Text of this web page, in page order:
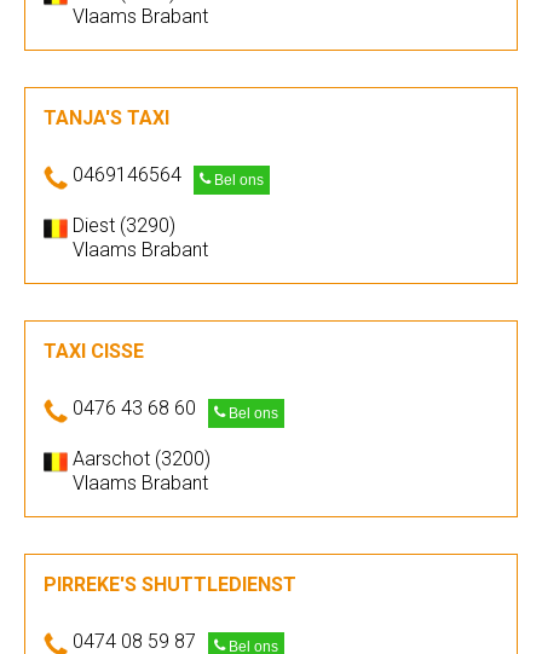
Vlaams Brabant
TANJA'S TAXI
0469146564 Bel ons
Diest (3290)
Vlaams Brabant
TAXI CISSE
0476 43 68 60 Bel ons
Aarschot (3200)
Vlaams Brabant
PIRREKE'S SHUTTLEDIENST
0474 08 59 87 Bel ons